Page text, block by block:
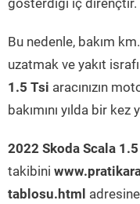
gösterdiği iç dirençtir.
Bu nedenle, bakım
uzatmak ve yakıt
1.5 Tsi aracınızın
bakımını yılda bir kez
2022 Skoda Scala
takibini
tablosu.html